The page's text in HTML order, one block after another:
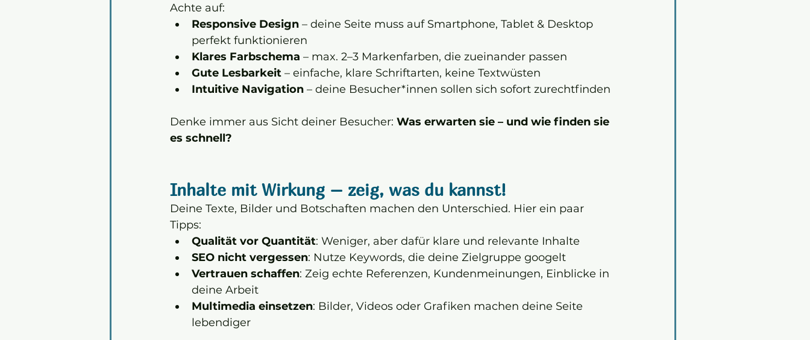
Achte auf:
Responsive Design – deine Seite muss auf Smartphone, Tablet & Desktop
perfekt funktionieren
Klares Farbschema – max. 2–3 Markenfarben, die zueinander passen
Gute Lesbarkeit – einfache, klare Schriftarten, keine Textwüsten
Intuitive Navigation – deine Besucher*innen sollen sich sofort zurechtfinden
Denke immer aus Sicht deiner Besucher: Was erwarten sie – und wie finden sie
es schnell?
Inhalte mit Wirkung – zeig, was du kannst!
Deine Texte, Bilder und Botschaften machen den Unterschied. Hier ein paar
Tipps:
Qualität vor Quantität: Weniger, aber dafür klare und relevante Inhalte
SEO nicht vergessen: Nutze Keywords, die deine Zielgruppe googelt
Vertrauen schaffen: Zeig echte Referenzen, Kundenmeinungen, Einblicke in
deine Arbeit
Multimedia einsetzen: Bilder, Videos oder Grafiken machen deine Seite
lebendiger